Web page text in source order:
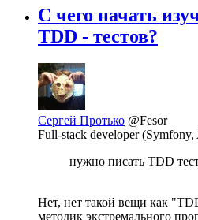
С чего начать
TDD - тестов?
Сергей Протько @Fesor
Full-stack developer
нужно писать TDD
Нет, нет такой вещи как
методик экстремального